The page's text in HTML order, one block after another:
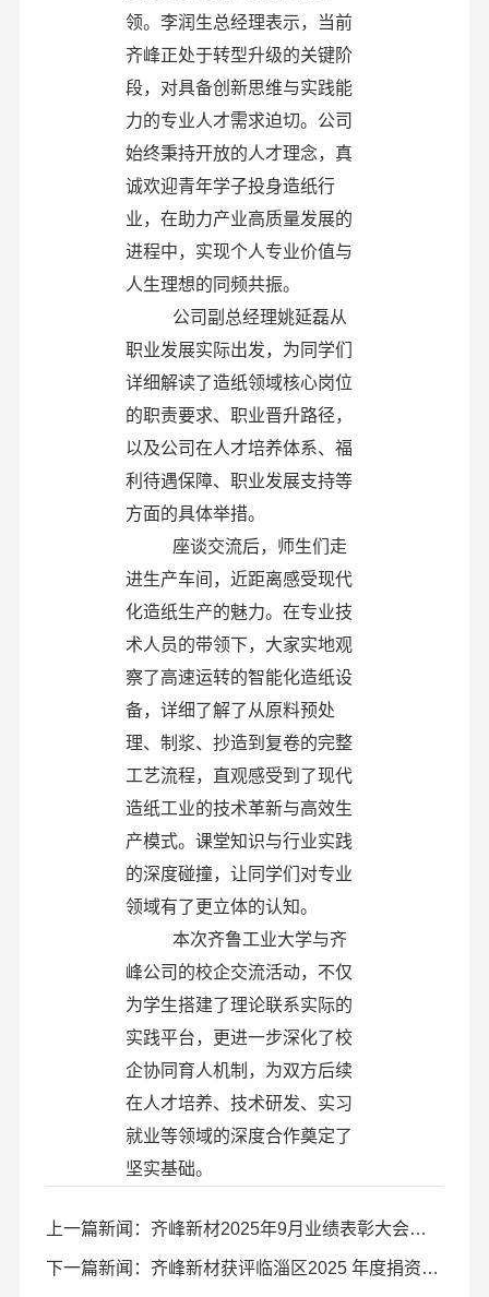
领。李润生总经理表示，当前
齐峰正处于转型升级的关键阶
段，对具备创新思维与实践能
力的专业人才需求迫切。公司
始终秉持开放的人才理念，真
诚欢迎青年学子投身造纸行
业，在助力产业高质量发展的
进程中，实现个人专业价值与
人生理想的同频共振。
公司副总经理姚延磊从
职业发展实际出发，为同学们
详细解读了造纸领域核心岗位
的职责要求、职业晋升路径，
以及公司在人才培养体系、福
利待遇保障、职业发展支持等
方面的具体举措。
座谈交流后，师生们走
进生产车间，近距离感受现代
化造纸生产的魅力。在专业技
术人员的带领下，大家实地观
察了高速运转的智能化造纸设
备，详细了解了从原料预处
理、制浆、抄造到复卷的完整
工艺流程，直观感受到了现代
造纸工业的技术革新与高效生
产模式。课堂知识与行业实践
的深度碰撞，让同学们对专业
领域有了更立体的认知。
本次齐鲁工业大学与齐
峰公司的校企交流活动，不仅
为学生搭建了理论联系实际的
实践平台，更进一步深化了校
企协同育人机制，为双方后续
在人才培养、技术研发、实习
就业等领域的深度合作奠定了
坚实基础。
上一篇新闻：齐峰新材2025年9月业绩表彰大会胜利召
下一篇新闻：齐峰新材获评临淄区2025 年度捐资助学爱心单位